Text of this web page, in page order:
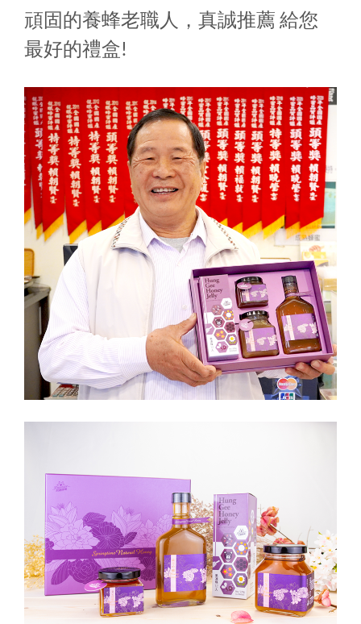
頑固的養蜂老職人，真誠推薦 給您
最好的禮盒!